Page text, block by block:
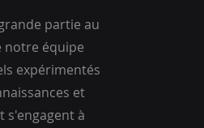
partie au
notre équipe
expérimentés
et
s'engagent à